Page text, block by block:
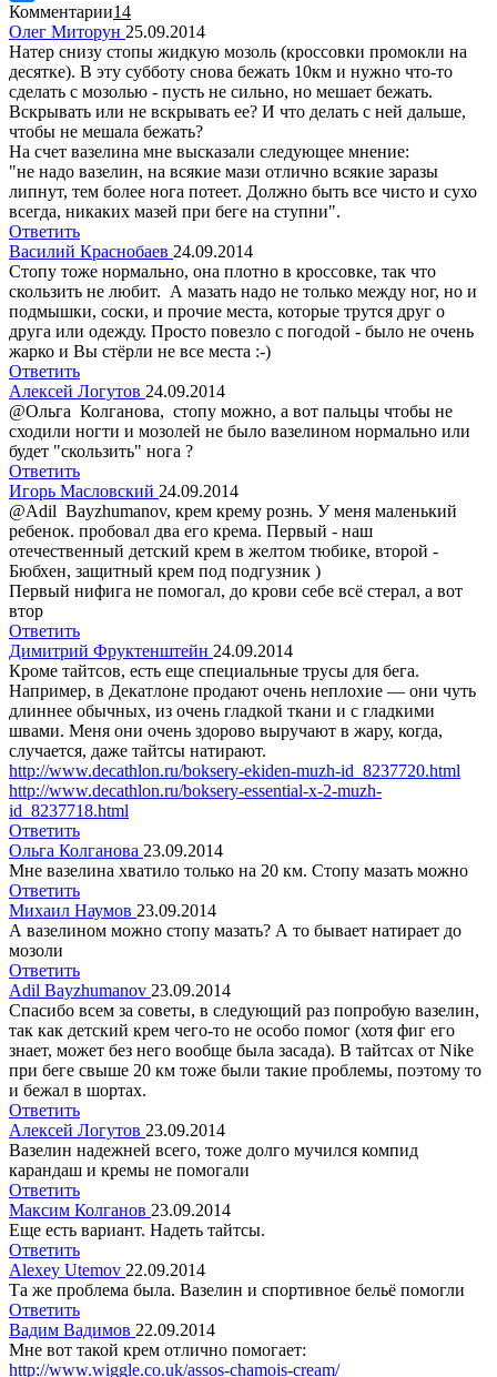
Комментарии14
Олег Миторун 25.09.2014
Натер снизу стопы жидкую мозоль (кроссовки промокли на
десятке). В эту субботу снова бежать 10км и нужно что-то
сделать с мозолью - пусть не сильно, но мешает бежать.
Вскрывать или не вскрывать ее? И что делать с ней дальше,
чтобы не мешала бежать?
На счет вазелина мне высказали следующее мнение:
"не надо вазелин, на всякие мази отлично всякие заразы
липнут, тем более нога потеет. Должно быть все чисто и сухо
всегда, никаких мазей при беге на ступни".
Ответить
Василий Краснобаев 24.09.2014
Стопу тоже нормально, она плотно в кроссовке, так что
скользить не любит. А мазать надо не только между ног, но и
подмышки, соски, и прочие места, которые трутся друг о
друга или одежду. Просто повезло с погодой - было не очень
жарко и Вы стёрли не все места :-)
Ответить
Алексей Логутов 24.09.2014
@Ольга Колганова, стопу можно, а вот пальцы чтобы не
сходили ногти и мозолей не было вазелином нормально или
будет "скользить" нога ?
Ответить
Игорь Масловский 24.09.2014
@Adil Bayzhumanov, крем крему рознь. У меня маленький
ребенок. пробовал два его крема. Первый - наш
отечественный детский крем в желтом тюбике, второй -
Бюбхен, защитный крем под подгузник )
Первый нифига не помогал, до крови себе всё стерал, а вот
втор
Ответить
Димитрий Фруктенштейн 24.09.2014
Кроме тайтсов, есть еще специальные трусы для бега.
Например, в Декатлоне продают очень неплохие — они чуть
длиннее обычных, из очень гладкой ткани и с гладкими
швами. Меня они очень здорово выручают в жару, когда,
случается, даже тайтсы натирают.
http://www.decathlon.ru/boksery-ekiden-muzh-id_8237720.html
http://www.decathlon.ru/boksery-essential-x-2-muzh-
id_8237718.html
Ответить
Ольга Колганова 23.09.2014
Мне вазелина хватило только на 20 км. Стопу мазать можно
Ответить
Михаил Наумов 23.09.2014
А вазелином можно стопу мазать? А то бывает натирает до
мозоли
Ответить
Adil Bayzhumanov 23.09.2014
Спасибо всем за советы, в следующий раз попробую вазелин,
так как детский крем чего-то не особо помог (хотя фиг его
знает, может без него вообще была засада). В тайтсах от Nike
при беге свыше 20 км тоже были такие проблемы, поэтому то
и бежал в шортах.
Ответить
Алексей Логутов 23.09.2014
Вазелин надежней всего, тоже долго мучился компид
карандаш и кремы не помогали
Ответить
Максим Колганов 23.09.2014
Еще есть вариант. Надеть тайтсы.
Ответить
Alexey Utemov 22.09.2014
Та же проблема была. Вазелин и спортивное бельё помогли
Ответить
Вадим Вадимов 22.09.2014
Мне вот такой крем отлично помогает:
http://www.wiggle.co.uk/assos-chamois-cream/